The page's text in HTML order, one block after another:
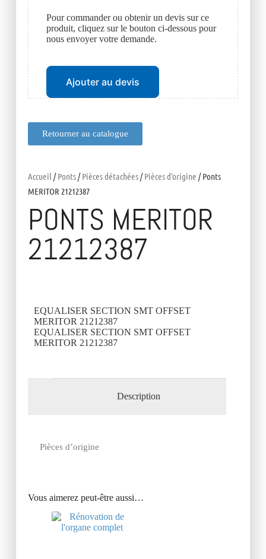
Retourner au catalogue
Accueil /Ponts/Pièces détachées/Pièces d'origine / Ponts
MERITOR 21212387
PONTS MERITOR
21212387
EQUALISER SECTION SMT OFFSET
MERITOR 21212387
EQUALISER SECTION SMT OFFSET
MERITOR 21212387
Description
Pièces d’origine
Vous aimerez peut-être aussi…
Pour commander ou obtenir un devis sur ce
produit, cliquez sur le bouton ci-dessous pour
nous envoyer votre demande.
Ajouter au devis